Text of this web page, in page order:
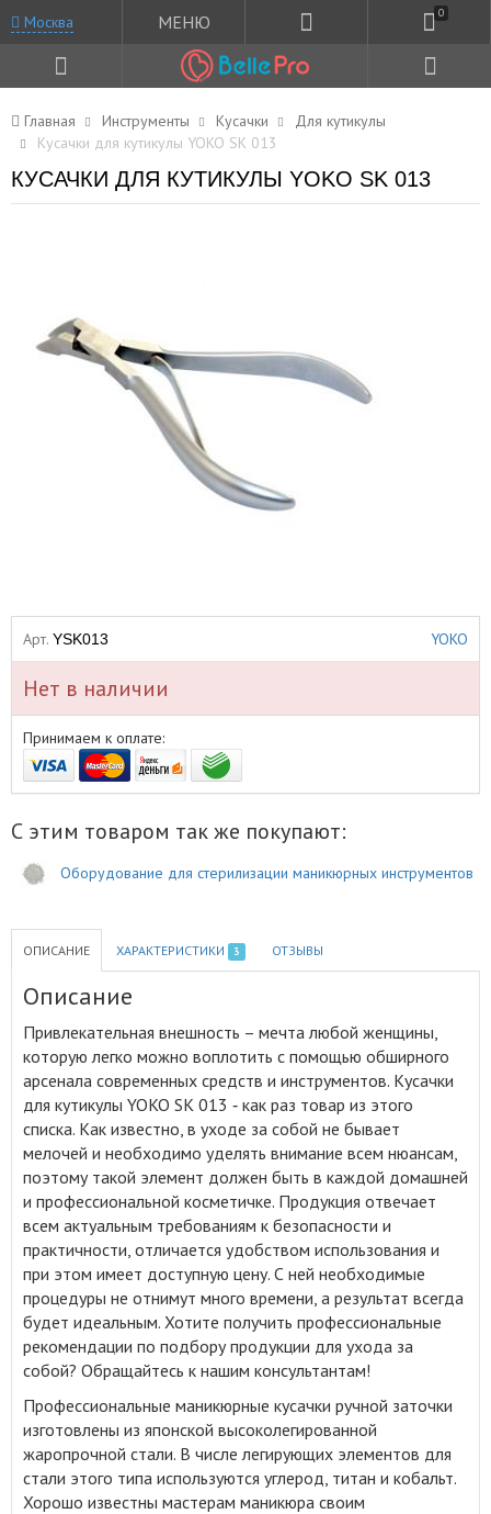
Москва МЕНЮ 0
Главная Инструменты Кусачки
Для кутикулы
Кусачки для кутикулы YOKO SK 013
КУСАЧКИ ДЛЯ КУТИКУЛЫ YOKO SK 013
Арт. YSK013 YOKO
Нет в наличии
Принимаем к оплате:
С этим товаром так же покупают:
Оборудование для стерилизации маникюрных инструментов
ОПИСАНИЕ ХАРАКТЕРИСТИКИ 3 ОТЗЫВЫ
Описание
Привлекательная внешность – мечта любой женщины,
которую легко можно воплотить с помощью обширного
арсенала современных средств и инструментов. Кусачки
для кутикулы YOKO SK 013 ‑ как раз товар из этого
списка. Как известно, в уходе за собой не бывает
мелочей и необходимо уделять внимание всем нюансам,
поэтому такой элемент должен быть в каждой домашней
и профессиональной косметичке. Продукция отвечает
всем актуальным требованиям к безопасности и
практичности, отличается удобством использования и
при этом имеет доступную цену. С ней необходимые
процедуры не отнимут много времени, а результат всегда
будет идеальным. Хотите получить профессиональные
рекомендации по подбору продукции для ухода за
собой? Обращайтесь к нашим консультантам!
Профессиональные маникюрные кусачки ручной заточки
изготовлены из японской высоколегированной
жаропрочной стали. В числе легирующих элементов для
стали этого типа используются углерод, титан и кобальт.
Хорошо известны мастерам маникюра своим